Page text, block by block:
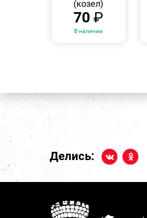
(козел)
70₽
В наличии
Делись: